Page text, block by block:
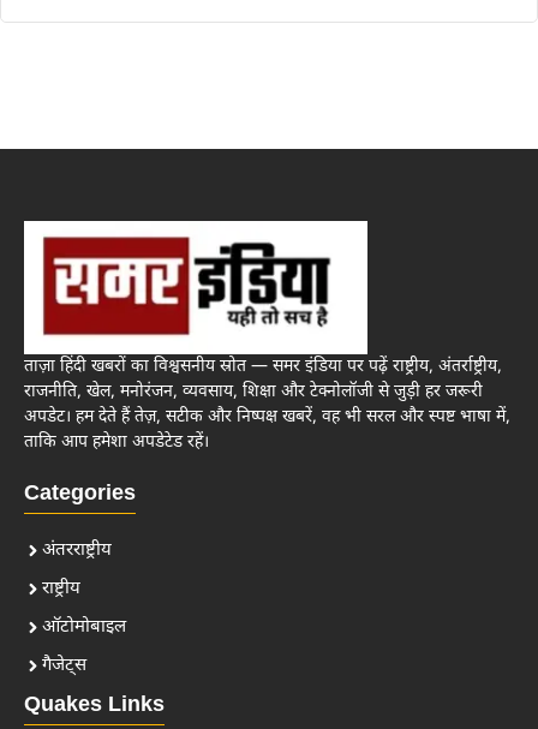
ताज़ा हिंदी खबरों का विश्वसनीय स्रोत — समर इंडिया पर पढ़ें राष्ट्रीय, अंतर्राष्ट्रीय,
राजनीति, खेल, मनोरंजन, व्यवसाय, शिक्षा और टेक्नोलॉजी से जुड़ी हर जरूरी
अपडेट। हम देते हैं तेज़, सटीक और निष्पक्ष खबरें, वह भी सरल और स्पष्ट भाषा में,
ताकि आप हमेशा अपडेटेड रहें।
Categories
अंतरराष्ट्रीय
राष्ट्रीय
ऑटोमोबाइल
गैजेट्स
Quakes Links